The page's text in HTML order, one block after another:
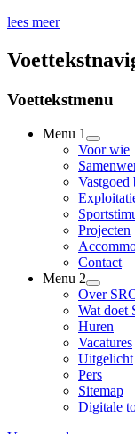
lees meer
Voettekstmenu
Menu 1
Voor wie
Vastgoed
Projecten
Contact
Menu 2
Over
Wat doet
Huren
Vacatures
Uitgelicht
Pers
Sitemap
Digitale